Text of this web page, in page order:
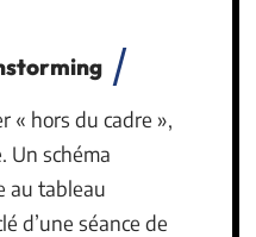
« hors du cadre »,
Un schéma
au tableau
d’une séance de